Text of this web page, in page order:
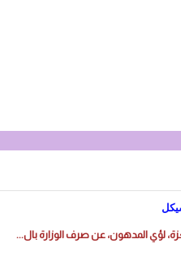
لؤي المدهون، عن صرف الوزارة بال...